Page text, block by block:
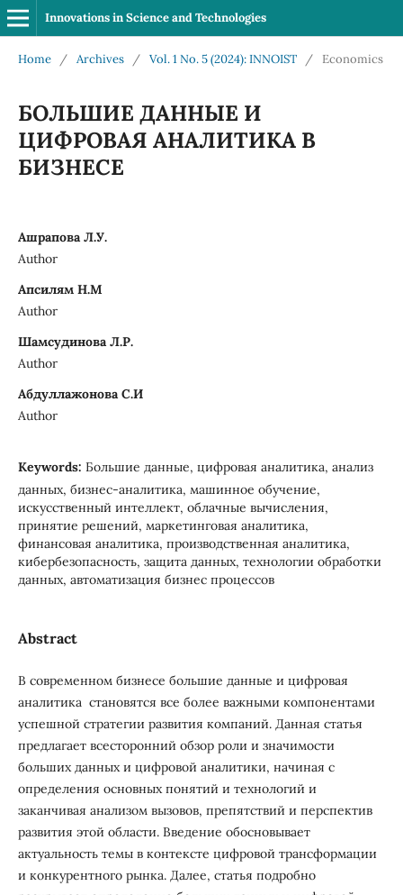
Innovations in Science and Technologies
Home / Archives / Vol. 1 No. 5 (2024): INNOIST / Economics
БОЛЬШИЕ ДАННЫЕ И
ЦИФРОВАЯ АНАЛИТИКА В
БИЗНЕСЕ
Ашрапова Л.У.
Author
Апсилям Н.М
Author
Шамсудинова Л.Р.
Author
Абдуллажонова С.И
Author
Keywords: Большие данные, цифровая аналитика, анализ
данных, бизнес-аналитика, машинное обучение,
искусственный интеллект, облачные вычисления,
принятие решений, маркетинговая аналитика,
финансовая аналитика, производственная аналитика,
кибербезопасность, защита данных, технологии обработки
данных, автоматизация бизнес процессов
Abstract
В современном бизнесе большие данные и цифровая
аналитика становятся все более важными компонентами
успешной стратегии развития компаний. Данная статья
предлагает всесторонний обзор роли и значимости
больших данных и цифровой аналитики, начиная с
определения основных понятий и технологий и
заканчивая анализом вызовов, препятствий и перспектив
развития этой области. Введение обосновывает
актуальность темы в контексте цифровой трансформации
и конкурентного рынка. Далее, статья подробно